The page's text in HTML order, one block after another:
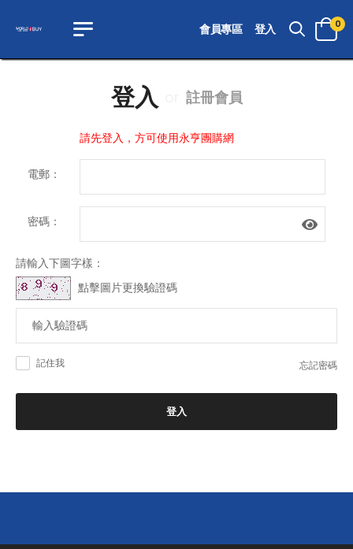
會員專區 登入 0
登入 註冊會員
請先登入，方可使用永亨團購網
電郵：
密碼：
請輸入下圖字樣：
點擊圖片更換驗證碼
記住我 忘記密碼
登入